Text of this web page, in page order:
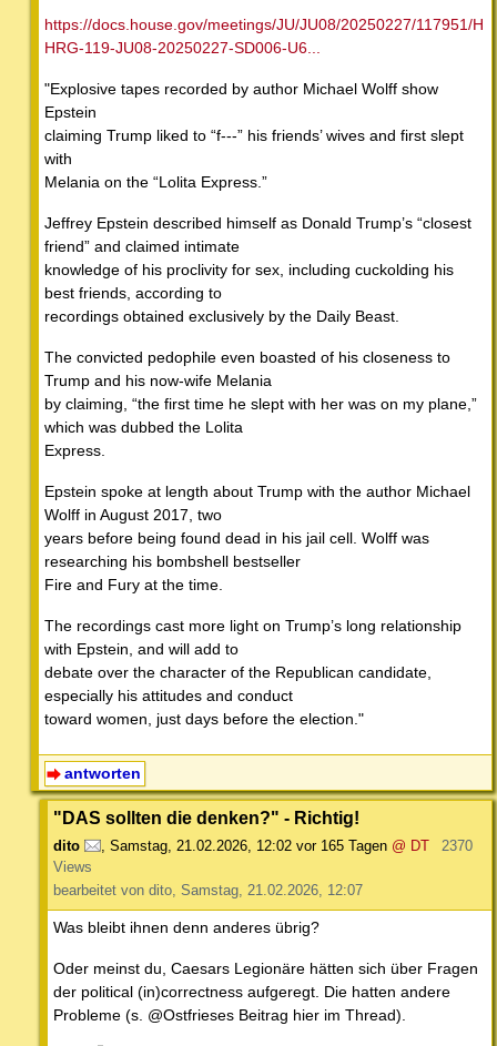
https://docs.house.gov/meetings/JU/JU08/20250227/117951/H
HRG-119-JU08-20250227-SD006-U6...
"Explosive tapes recorded by author Michael Wolff show
Epstein
claiming Trump liked to “f---” his friends’ wives and first slept
with
Melania on the “Lolita Express.”
Jeffrey Epstein described himself as Donald Trump’s “closest
friend” and claimed intimate
knowledge of his proclivity for sex, including cuckolding his
best friends, according to
recordings obtained exclusively by the Daily Beast.
The convicted pedophile even boasted of his closeness to
Trump and his now-wife Melania
by claiming, “the first time he slept with her was on my plane,”
which was dubbed the Lolita
Express.
Epstein spoke at length about Trump with the author Michael
Wolff in August 2017, two
years before being found dead in his jail cell. Wolff was
researching his bombshell bestseller
Fire and Fury at the time.
The recordings cast more light on Trump’s long relationship
with Epstein, and will add to
debate over the character of the Republican candidate,
especially his attitudes and conduct
toward women, just days before the election."
antworten
"DAS sollten die denken?" - Richtig!
dito , Samstag, 21.02.2026, 12:02 vor 165 Tagen @ DT
2370
Views
bearbeitet von dito, Samstag, 21.02.2026, 12:07
Was bleibt ihnen denn anderes übrig?
Oder meinst du, Caesars Legionäre hätten sich über Fragen
der political (in)correctness aufgeregt. Die hatten andere
Probleme (s. @Ostfrieses Beitrag hier im Thread).